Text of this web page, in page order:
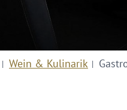
Wein & Kulinarik